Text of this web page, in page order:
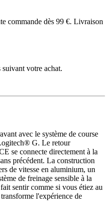
commande dès 99 €. Livraison
suivant votre achat.
avec le système de course
G. Le retour
se connecte directement à la
précédent. La construction
de vitesse en aluminium, un
de freinage sensible à la
sentir comme si vous étiez au
l'expérience de